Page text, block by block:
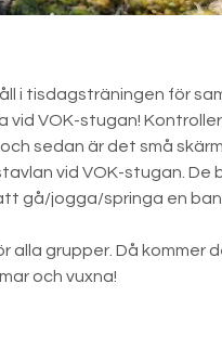
i tisdagsträningen för
VOK-stugan!
sedan är det små
vid VOK-stugan. De
gå/jogga/springa en
alla grupper. Då kommer
och vuxna!